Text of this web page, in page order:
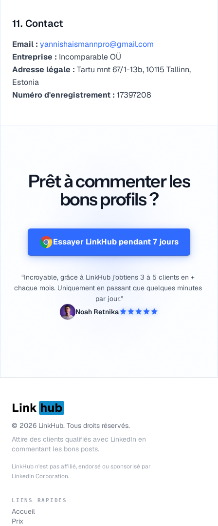
11. Contact
Email : yannishaismannpro@gmail.com
Entreprise : Incomparable OÜ
Adresse légale : Tartu mnt 67/1-13b, 10115 Tallinn,
Estonia
Numéro d'enregistrement : 17397208
Prêt à commenter les
bons profils ?
Essayer LinkHub pendant 7 jours
“Incroyable, grâce à LinkHub j'obtiens 3 à 5 clients en +
chaque mois. Uniquement en passant que quelques minutes
par jour.”
Noah Retnika
LinkHub
© 2026 LinkHub. Tous droits réservés.
Attire des clients qualifiés avec LinkedIn en
commentant les bons posts.
LinkHub n'est pas affilié, endorsé ou sponsorisé par
LinkedIn Corporation.
LIENS RAPIDES
Accueil
Prix